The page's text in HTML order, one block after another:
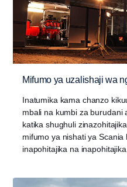
Mifumo ya uzalishaji wa
Inatumika kama chanzo
mbali na kumbi za burudani
katika shughuli
mifumo ya nishati ya
inapohitajika na